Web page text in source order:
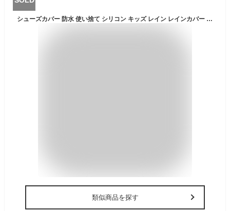
シューズカバー 防水 使い捨て シリコン キッズ レイン レインカバー 靴 雨 雪 汚れ防止 泥汚れ防止 雨具 アウトドア 野外イベント 1000円 ポッキリ
類似商品を探す